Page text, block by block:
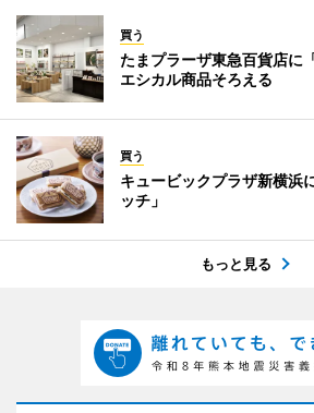
買う
たまプラーザ東急百貨店に
エシカル商品そろえる
買う
キュービックプラザ新横浜
ッチ」
もっと見る